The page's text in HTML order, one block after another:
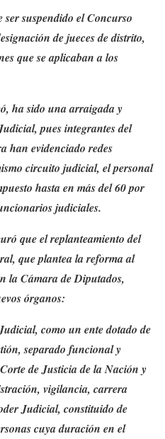
suspendido el Concurso
de jueces de distrito,
que se aplicaban a los
ha sido una arraigada y
pues integrantes del
han evidenciado redes
circuito judicial, el personal
hasta en más del 60 por
judiciales.
que el replanteamiento del
que plantea la reforma al
la Cámara de Diputados,
órganos:
como un ente dotado de
separado funcional y
de Justicia de la Nación y
vigilancia, carrera
Judicial, constituido de
cuya duración en el